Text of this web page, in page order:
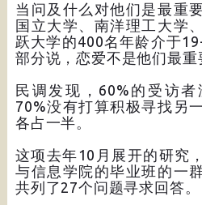
当问及什么对他们是最重
国立大学、南洋理工大学
跃大学的400名年龄介于
部分说，恋爱不是他们最重
民调发现，60%的受访
70%没有打算积极寻找另
各占一半。
这项去年10月展开的研究
与信息学院的毕业班的一
共列了27个问题寻求回答。